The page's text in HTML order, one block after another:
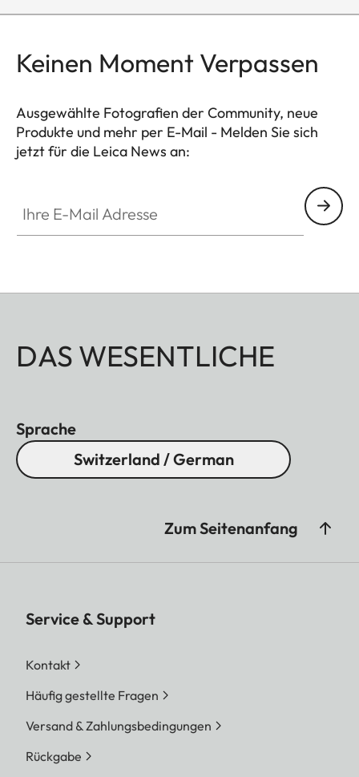
Keinen Moment Verpassen
Ausgewählte Fotografien der Community, neue
Produkte und mehr per E-Mail - Melden Sie sich
jetzt für die Leica News an:
DAS WESENTLICHE
Sprache
Switzerland / German
Zum Seitenanfang
Service & Support
Kontakt
Häufig gestellte Fragen
Versand & Zahlungsbedingungen
Rückgabe